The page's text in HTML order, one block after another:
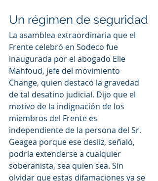
Un régimen de seguridad
La asamblea extraordinaria que el
Frente celebró en Sodeco fue
inaugurada por el abogado Elie
Mahfoud, jefe del movimiento
Change, quien destacó la gravedad
de tal desatino judicial. Dijo que el
motivo de la indignación de los
miembros del Frente es
independiente de la persona del Sr.
Geagea porque ese desliz, señaló,
podría extenderse a cualquier
soberanista, sea quien sea. Sin
olvidar que estas difamaciones ya se